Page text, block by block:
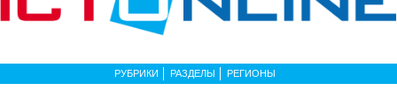
РУБРИКИ РАЗДЕЛЫ РЕГИОНЫ